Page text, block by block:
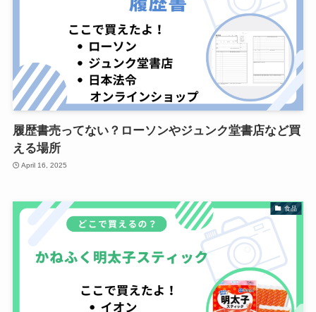
履歴書売ってない？ローソンやジュンク堂書店など買
える場所
April 16, 2025
食品